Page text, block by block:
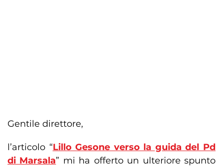
Gentile direttore,
l’articolo “Lillo Gesone verso la guida del Pd
di Marsala” mi ha offerto un ulteriore spunto